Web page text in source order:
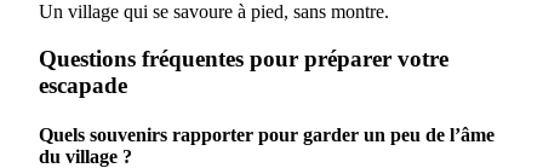
Un village qui se savoure à pied, sans montre.
Questions fréquentes pour préparer votre
escapade
Quels souvenirs rapporter pour garder un peu de l’âme
du village ?